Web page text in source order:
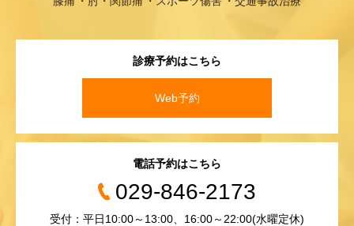
診療予約はこちら
Web予約
電話予約はこちら
029-846-2173
受付：平日10:00～13:00、16:00～22:00(水曜定休)